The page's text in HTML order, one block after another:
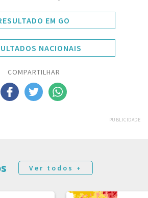
EM GO
NACIONAIS
COMPARTILHAR
PUBLICIDADE
Ver todos +